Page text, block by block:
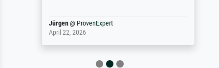
Jürgen@ProvenExpert
April 22, 2026